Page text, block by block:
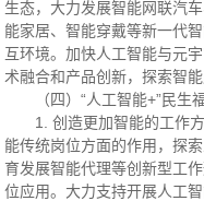
生态，大力发展智能网联汽
能家居、智能穿戴等新一代
互环境。加快人工智能与元
术融合和产品创新，探索智能
（四）“人工智能+”民生
1. 创造更加智能的工作
能传统岗位方面的作用，探
育发展智能代理等创新型工
位应用。大力支持开展人工